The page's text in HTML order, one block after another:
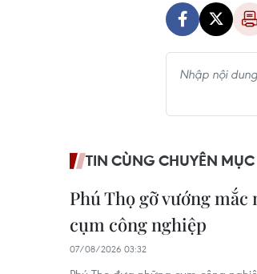
TIN CÙNG CHUYÊN MỤC
Phú Thọ gỡ vướng
cụm công nghiệp
07/08/2026 03:32